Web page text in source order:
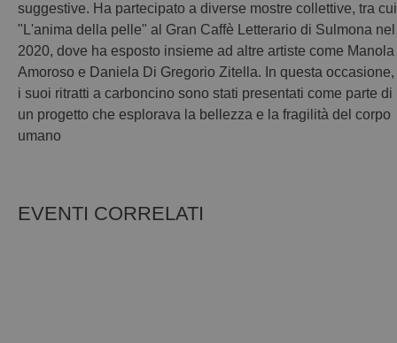
suggestive. Ha partecipato a diverse mostre collettive, tra cui
"L'anima della pelle" al Gran Caffè Letterario di Sulmona nel
2020, dove ha esposto insieme ad altre artiste come Manola
Amoroso e Daniela Di Gregorio Zitella. In questa occasione,
i suoi ritratti a carboncino sono stati presentati come parte di
un progetto che esplorava la bellezza e la fragilità del corpo
umano
EVENTI CORRELATI